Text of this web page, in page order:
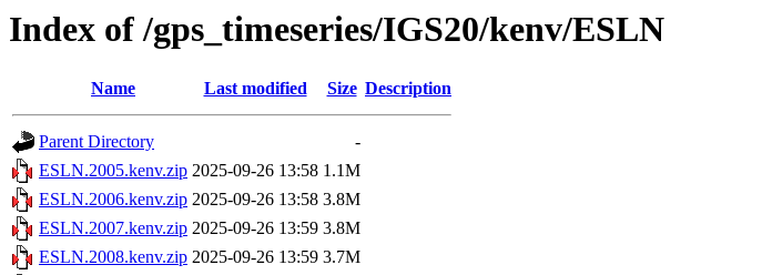
Index of /gps_timeseries/IGS20/kenv/ESLN
Name Last modified Size Description
Parent Directory
-
ESLN.2005.kenv.zip 2025-09-26 13:58 1.1M
ESLN.2006.kenv.zip 2025-09-26 13:58 3.8M
ESLN.2007.kenv.zip 2025-09-26 13:59 3.8M
ESLN.2008.kenv.zip 2025-09-26 13:59 3.7M